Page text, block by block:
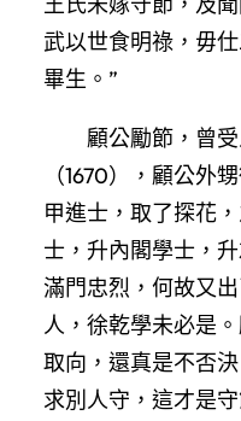
武以世食明祿，毋
畢生。”
顧公勵節，曾
（1670），顧公外
甲進士，取了探花
士，升內閣學士，
滿門忠烈，何故又
人，徐乾學未必是
取向，還真是不否
求別人守，這才是